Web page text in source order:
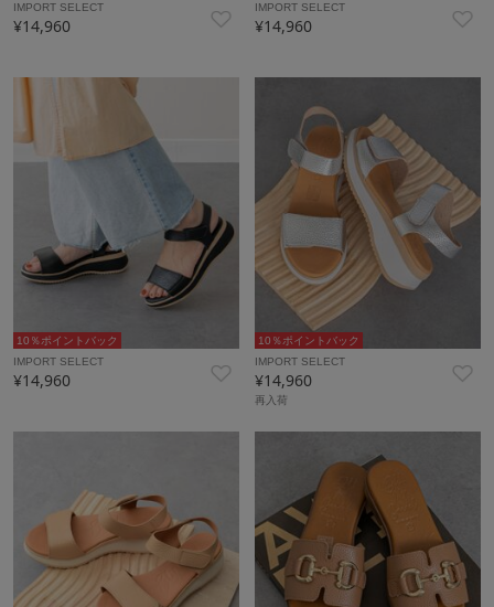
IMPORT SELECT
¥14,960
IMPORT SELECT
¥14,960
10％ポイントバック
IMPORT SELECT
¥14,960
10％ポイントバック
IMPORT SELECT
¥14,960
再入荷